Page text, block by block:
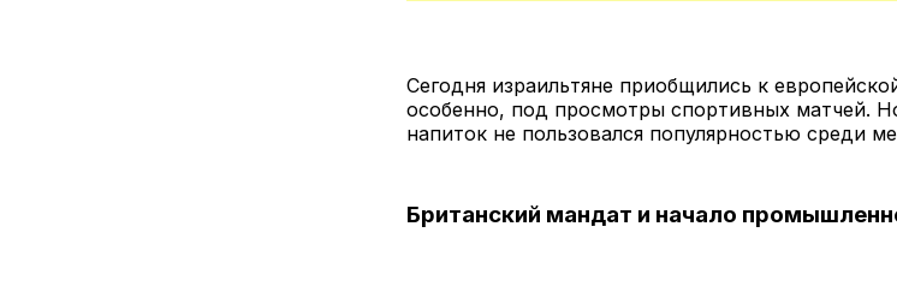
Сегодня израильтяне приобщились к
особенно, под просмотры спортивных матчей.
напиток не пользовался популярностью среди
Британский мандат и начало